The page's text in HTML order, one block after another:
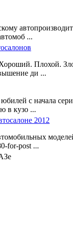
...
Плохой.
ди ...
с начала
в кузо ...
2012
for-post ...